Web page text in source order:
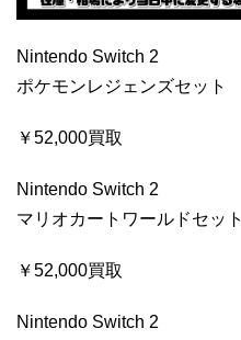
Nintendo Switch 2
ポケモンレジェンズセット
￥52,000買取
Nintendo Switch 2
マリオカートワールドセット
￥52,000買取
Nintendo Switch 2